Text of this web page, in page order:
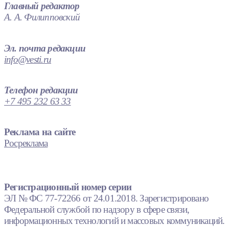
Главный редактор
А. А. Филипповский
Эл. почта редакции
info@vesti.ru
Телефон редакции
+7 495 232 63 33
Реклама на сайте
Росреклама
Регистрационный номер серии
ЭЛ № ФС 77-72266 от 24.01.2018. Зарегистрировано
Федеральной службой по надзору в сфере связи,
информационных технологий и массовых коммуникаций.